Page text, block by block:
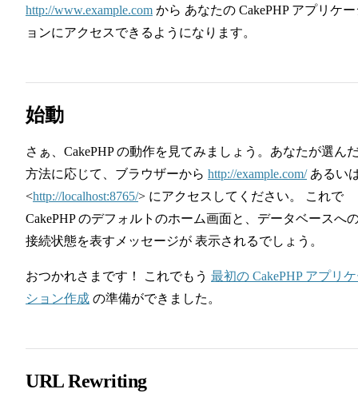
http://www.example.com から あなたの CakePHP アプリケ
ョンにアクセスできるようになります。
始動
さぁ、CakePHP の動作を見てみましょう。あなたが選ん
方法に応じて、ブラウザーから http://example.com/あるい
<http://localhost:8765/> にアクセスしてください。 これで
CakePHP のデフォルトのホーム画面と、データベースへ
接続状態を表すメッセージが 表示されるでしょう。
おつかれさまです！ これでもう 最初の CakePHP アプリ
ション作成 の準備ができました。
URL Rewriting